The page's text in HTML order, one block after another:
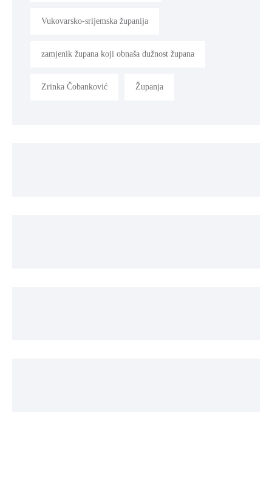
Vukovarsko-srijemska županija
zamjenik župana koji obnaša dužnost župana
Zrinka Čobanković Županja